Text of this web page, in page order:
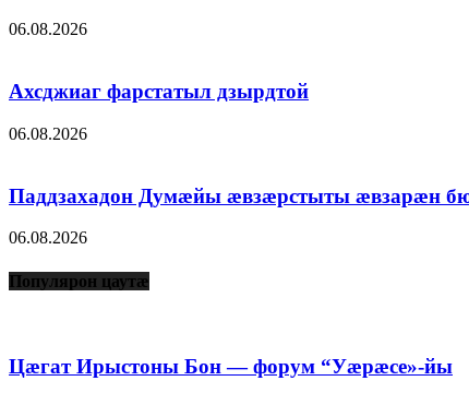
06.08.2026
Ахсджиаг фарстатыл дзырдтой
06.08.2026
Паддзахадон Думæйы æвзæрстыты æвзарæн
06.08.2026
Популярон цаутæ
Цæгат Ирыстоны Бон — форум “Уæрæсе»-йы